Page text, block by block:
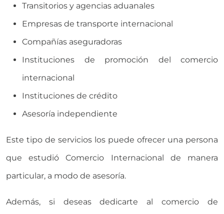
Transitorios y agencias aduanales
Empresas de transporte internacional
Compañías aseguradoras
Instituciones de promoción del comercio
internacional
Instituciones de crédito
Asesoría independiente
Este tipo de servicios los puede ofrecer una persona
que estudió Comercio Internacional de manera
particular, a modo de asesoría.
Además, si deseas dedicarte al comercio de